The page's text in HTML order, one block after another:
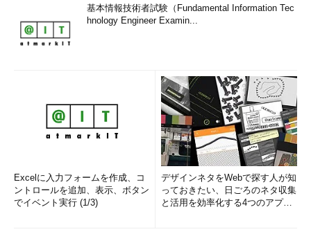
基本情報技術者試験（Fundamental Information Tec
hnology Engineer Examin...
Excelに入力フォームを作成、コ
ントロールを追加、表示、ボタン
でイベント実行 (1/3)
デザインネタをWebで探す人が知
っておきたい、日ごろのネタ収集
と活用を効率化する4つのアプリ